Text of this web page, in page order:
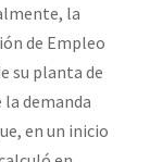
la
de Empleo
su planta de
demanda
en un inicio